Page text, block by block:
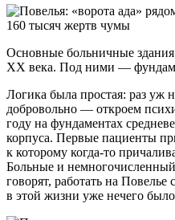
Основные больничные здания
XX века. Под ними —
Логика была простая: раз уж
добровольно — откроем
году на фундаментах
корпуса. Первые пациенты
к которому когда-то
Больные и
говорят, работать на Повелье
в этой жизни уже нечего было